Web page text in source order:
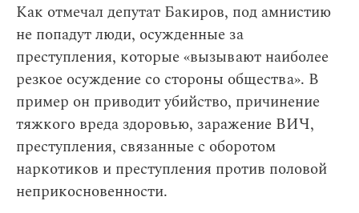
Как отмечал депутат Бакиров, под амнистию
не попадут люди, осужденные за
преступления, которые «вызывают наиболее
резкое осуждение со стороны общества». В
пример он приводит убийство, причинение
тяжкого вреда здоровью, заражение ВИЧ,
преступления, связанные с оборотом
наркотиков и преступления против половой
неприкосновенности.